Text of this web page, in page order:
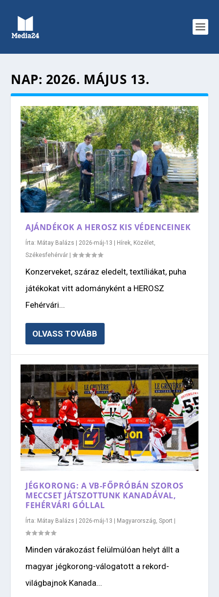
NAP: 2026. MÁJUS 13.
AJÁNDÉKOK A HEROSZ KIS VÉDENCEINEK
Írta: Mátay Balázs | 2026-máj-13 | Hírek Közélet
Székesfehérvár |
Konzerveket, száraz eledelt, textíliákat, puha
játékokat vitt adományként a HEROSZ
Fehérvári...
OLVASS TOVÁBB
JÉGKORONG: A VB-FŐPRÓBÁN SZOROS
MECCSET JÁTSZOTTUNK KANADÁVAL,
FEHÉRVÁRI GÓLLAL
Írta: Mátay Balázs | 2026-máj-13 | Magyarország ,Sport |
Minden várakozást felülmúlóan helyt állt a
magyar jégkorong-válogatott a rekord-
világbajnok Kanada...